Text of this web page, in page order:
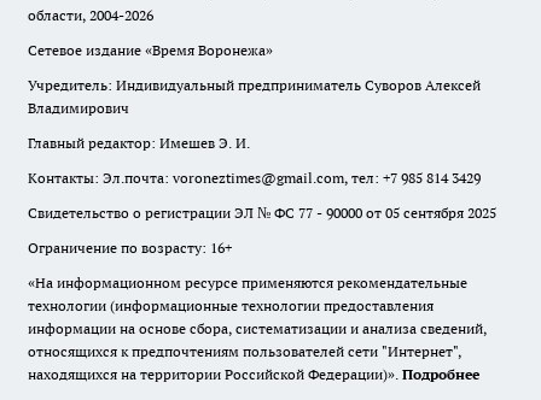
области, 2004-2026
Сетевое издание «Время Воронежа»
Учредитель: Индивидуальный предприниматель Суворов Алексей
Владимирович
Главный редактор: Имешев Э. И.
Контакты: Эл.почта: voroneztimes@gmail.com, тел: +7 985 814 3429
Свидетельство о регистрации ЭЛ № ФС 77 - 90000 от 05 сентября 2025
Ограничение по возрасту: 16+
«На информационном ресурсе применяются рекомендательные
технологии (информационные технологии предоставления
информации на основе сбора, систематизации и анализа сведений,
относящихся к предпочтениям пользователей сети "Интернет",
находящихся на территории Российской Федерации)». Подробнее